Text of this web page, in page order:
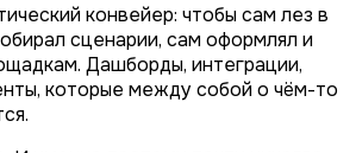
конвейер: чтобы сам лез в
сценарии, сам оформлял и
Дашборды, интеграции,
которые между собой о чём-то